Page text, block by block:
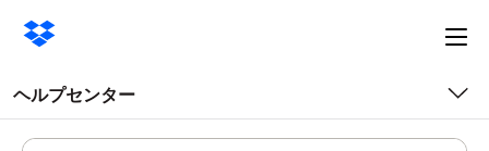
ヘルプセンター